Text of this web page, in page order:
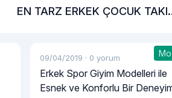
EN TARZ ERKEK ÇOCUK
09/04/2019 · 0 yorum
Erkek Spor Giyim Modelleri ile
Esnek ve Konforlu Bir